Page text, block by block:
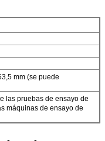
mm (se puede
las pruebas de ensayo de
máquinas de ensayo de